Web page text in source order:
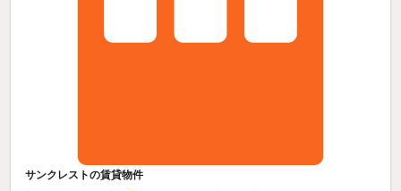
サンクレストの賃貸物件